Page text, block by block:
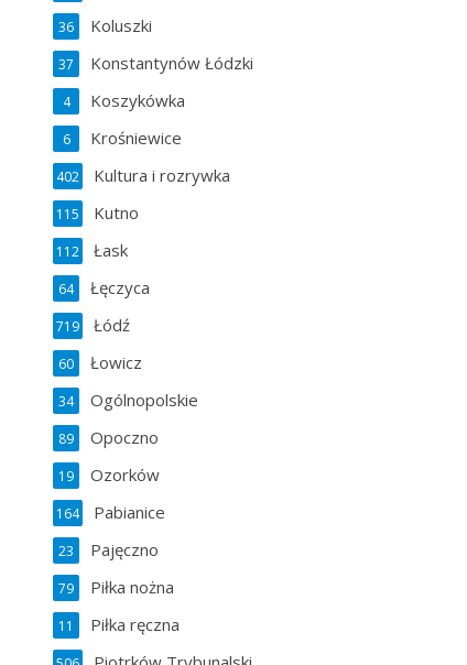
Koluszki
36
Konstantynów Łódzki
37
Koszykówka
4
Krośniewice
6
Kultura i rozrywka
402
Kutno
115
Łask
112
Łęczyca
64
Łódź
719
Łowicz
60
Ogólnopolskie
34
Opoczno
89
Ozorków
19
Pabianice
164
Pajęczno
23
Piłka nożna
79
Piłka ręczna
11